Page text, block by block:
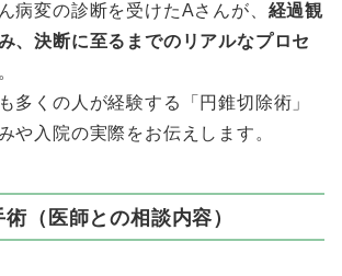
病変の診断を受けたAさんが、 経過観
、決断に至るまでのリアルなプロセ
多くの人が経験する「円錐切除術」
や入院の実際をお伝えします。
（医師との相談内容）